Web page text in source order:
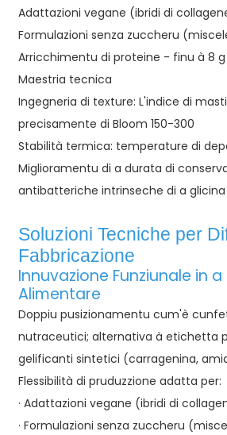
Adattazioni vegane (ibridi di
Formulazioni senza zuccheru
Arricchimentu di proteine ​​- finu à 8
Maestria tecnica
Ingegneria di texture: L'indice di
precisamente di Bloom 150-300
Stabilità termica: temperature di
Miglioramentu di a durata di
antibatteriche intrinseche di a glicina
Soluzioni Tecniche per
Fabbricazione
Innuvazione Funziunale in
Alimentare
Doppiu pusizionamentu cum'è
nutraceutici; alternativa à etichetta
gelificanti sintetici (carragenina,
Flessibilità di pruduzzione adatta per:
· Adattazioni vegane (ibridi di
· Formulazioni senza zuccheru